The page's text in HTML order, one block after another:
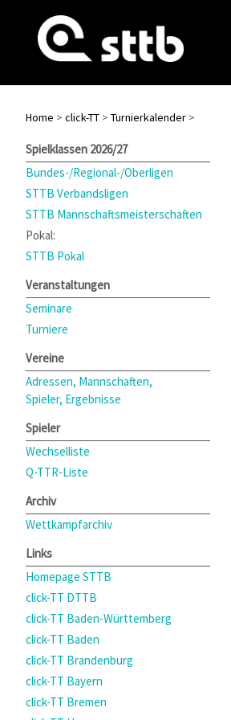
Home > click-TT > Turnierkalender >
Spielklassen 2026/27
Bundes-/Regional-/Oberligen
STTB Verbandsligen
STTB Mannschaftsmeisterschaften
Pokal:
STTB Pokal
Veranstaltungen
Seminare
Turniere
Vereine
Adressen, Mannschaften,
Spieler, Ergebnisse
Spieler
Wechselliste
Q-TTR-Liste
Archiv
Wettkampfarchiv
Links
Homepage STTB
click-TT DTTB
click-TT Baden-Württemberg
click-TT Baden
click-TT Brandenburg
click-TT Bayern
click-TT Bremen